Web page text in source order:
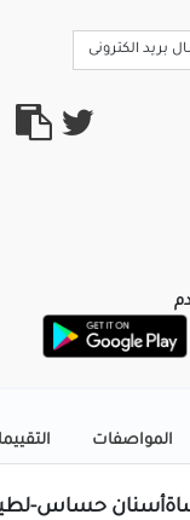
بريد الكترونى
المواصفات
حساس-